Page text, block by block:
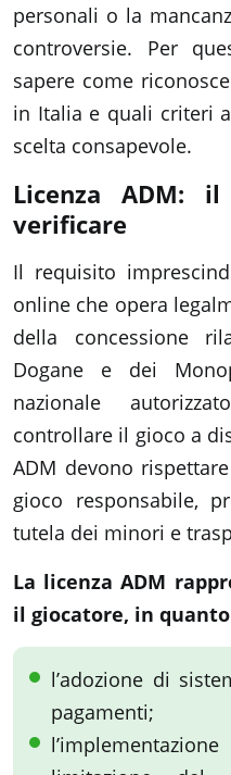
personali o la
controversie. Per
sapere come
in Italia e quali criteri
scelta consapevole.
Licenza ADM:
verificare
Il requisito
online che opera
della concessione
Dogane e dei
nazionale
controllare il gioco a
ADM devono
gioco responsabile,
tutela dei minori e
La licenza ADM
il giocatore, in
l’adozione di
pagamenti;